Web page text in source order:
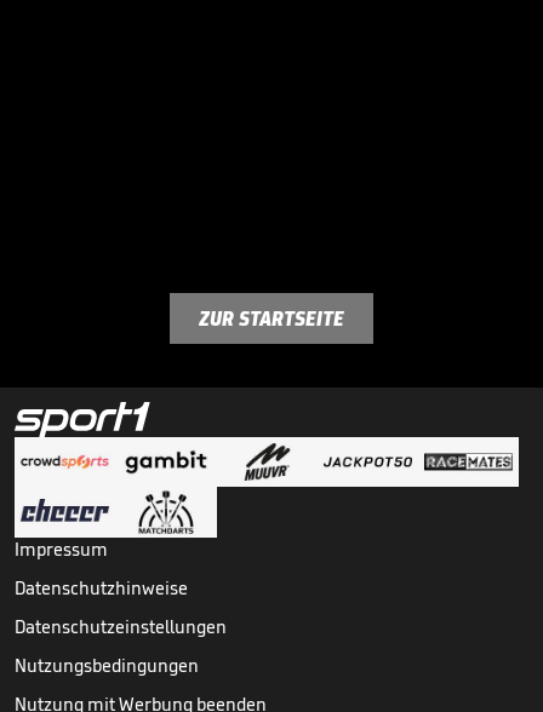
ZUR STARTSEITE
Impressum
Datenschutzhinweise
Datenschutzeinstellungen
Nutzungsbedingungen
Nutzung mit Werbung beenden